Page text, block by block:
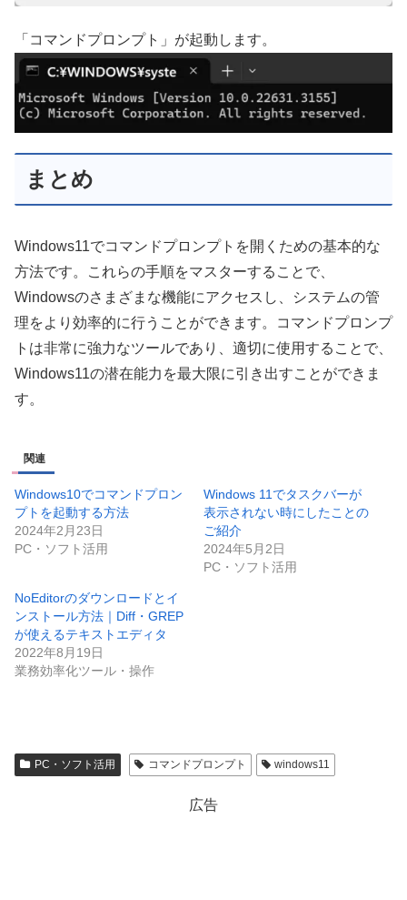
「コマンドプロンプト」が起動します。
まとめ
Windows11でコマンドプロンプトを開くための基本的な
方法です。これらの手順をマスターすることで、
Windowsのさまざまな機能にアクセスし、システムの管
理をより効率的に行うことができます。コマンドプロンプ
トは非常に強力なツールであり、適切に使用することで、
Windows11の潜在能力を最大限に引き出すことができま
す。
関連
Windows10でコマンドプロン
プトを起動する方法
2024年2月23日
PC・ソフト活用
Windows 11でタスクバーが
表示されない時にしたことの
ご紹介
2024年5月2日
PC・ソフト活用
NoEditorのダウンロードとイ
ンストール方法｜Diff・GREP
が使えるテキストエディタ
2022年8月19日
業務効率化ツール・操作
PC・ソフト活用 コマンドプロンプト windows11
広告